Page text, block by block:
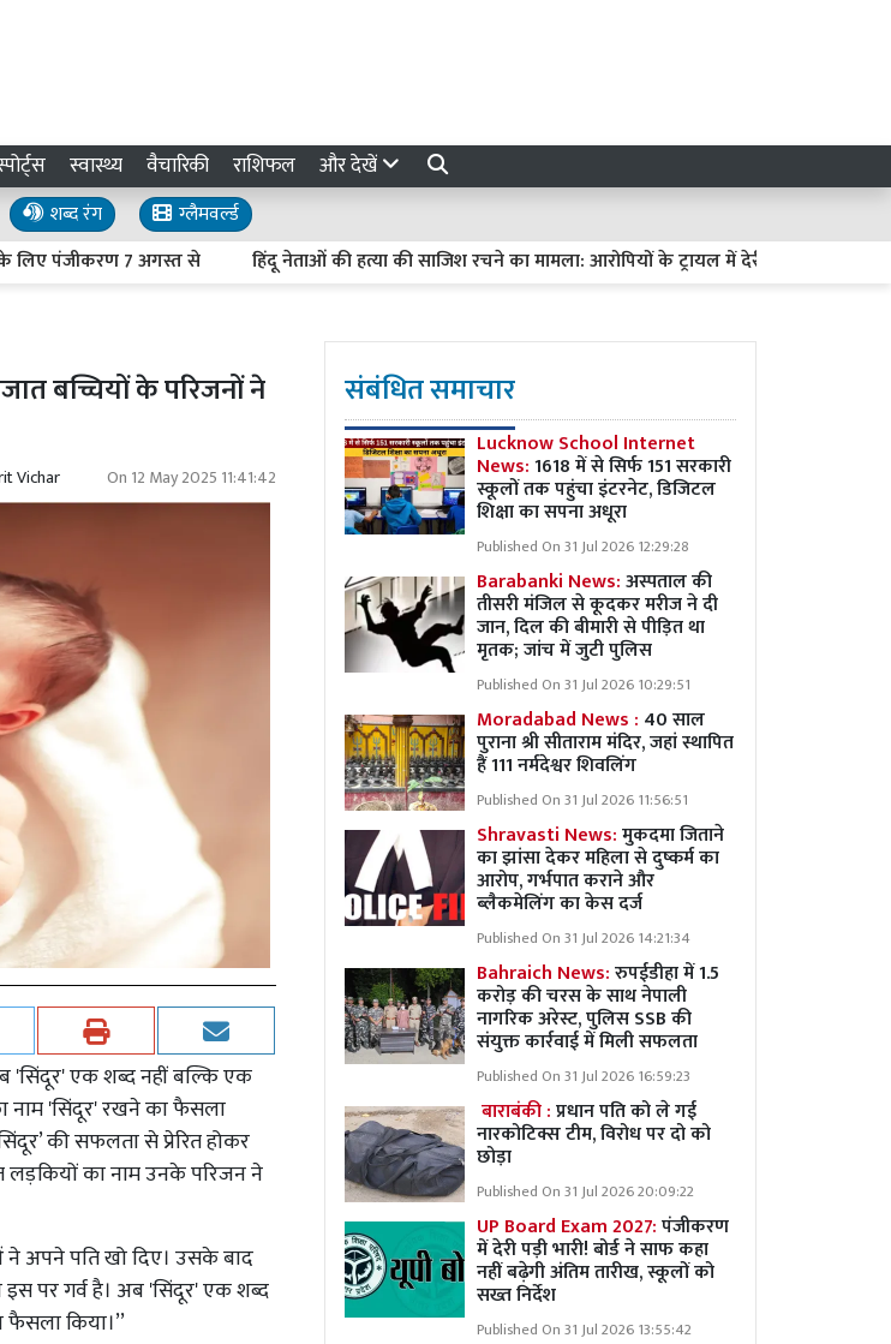
स्वास्थ्य वैचारिकी राशिफल और देखें
शब्द रंग
ग्लैमवर्ल्ड
पंजीकरण 7 अगस्त से हिंदू नेताओं की हत्या की साजिश रचने का मामला: आरोपियों के ट्रायल में देरी पर हाईकोर्ट सख्त, मांगी
बच्चियों के परिजनों ने
Vichar On 12 May 2025 11:41:42
'सिंदूर' एक शब्द नहीं बल्कि एक
नाम 'सिंदूर' रखने का फैसला
की सफलता से प्रेरित होकर
लड़कियों का नाम उनके परिजन ने
ने अपने पति खो दिए। उसके बाद
पर गर्व है। अब 'सिंदूर' एक शब्द
किया।’’
संबंधित समाचार
Lucknow School Internet
News:1618 में से सिर्फ 151 सरकारी
स्कूलों तक पहुंचा इंटरनेट, डिजिटल
शिक्षा का सपना अधूरा
Published On 31 Jul 2026 12:29:28
Barabanki News:अस्पताल की
तीसरी मंजिल से कूदकर मरीज ने दी
जान, दिल की बीमारी से पीड़ित था
मृतक; जांच में जुटी पुलिस
Published On 31 Jul 2026 10:29:51
Moradabad News : 40 साल
पुराना श्री सीताराम मंदिर, जहां स्थापित
हैं 111 नर्मदेश्वर शिवलिंग
Published On 31 Jul 2026 11:56:51
Shravasti News:मुकदमा जिताने
का झांसा देकर महिला से दुष्कर्म का
आरोप, गर्भपात कराने और
ब्लैकमेलिंग का केस दर्ज
Published On 31 Jul 2026 14:21:34
Bahraich News:रुपईडीहा में 1.5
करोड़ की चरस के साथ नेपाली
नागरिक अरेस्ट, पुलिस SSB की
संयुक्त कार्रवाई में मिली सफलता
Published On 31 Jul 2026 16:59:23
बाराबंकी :प्रधान पति को ले गई
नारकोटिक्स टीम, विरोध पर दो को
छोड़ा
Published On 31 Jul 2026 20:09:22
UP Board Exam 2027:पंजीकरण
में देरी पड़ी भारी! बोर्ड ने साफ कहा
नहीं बढ़ेगी अंतिम तारीख, स्कूलों को
सख्त निर्देश
Published On 31 Jul 2026 13:55:42